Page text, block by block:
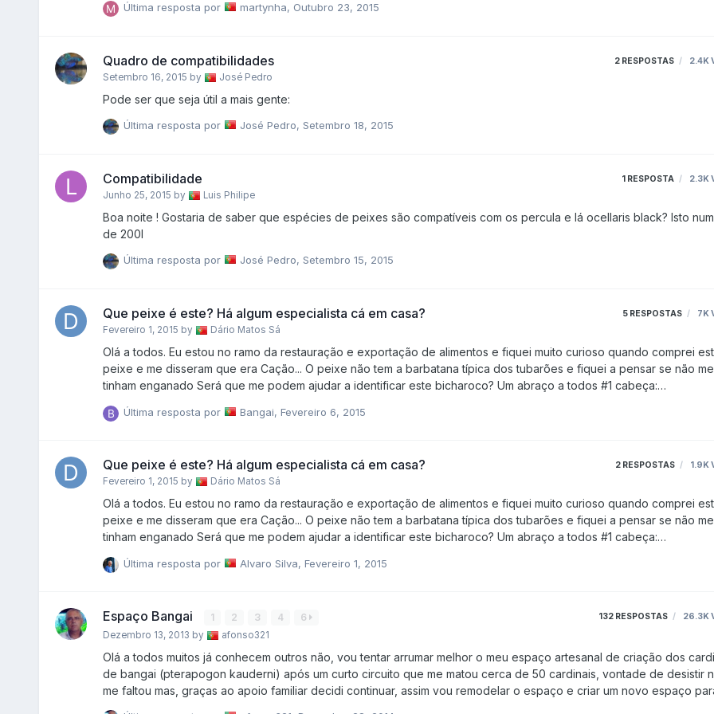
espécies, estas lâminas projectam-se para fora quando necessário (no caso de disputas territoriais e para defesa) como
Última resposta por martynha, Outubro 23, 2015
Quadro de compatibilidades
Setembro 16, 2015 by José Pedro
2 RESPOSTAS 2.4K
Pode ser que seja útil a mais gente:
Última resposta por José Pedro, Setembro 18, 2015
Compatibilidade
Junho 25, 2015 by Luis Philipe
1 RESPOSTA 2.3K
Boa noite ! Gostaria de saber que espécies de peixes são compatíveis com os percula e lá ocellaris black? Isto num aqua
de 200l
Última resposta por José Pedro, Setembro 15, 2015
Que peixe é este? Há algum especialista cá em casa?
Fevereiro 1, 2015 by Dário Matos Sá
5 RESPOSTAS 7K
Olá a todos. Eu estou no ramo da restauração e exportação de alimentos e fiquei muito curioso quando comprei
peixe e me disseram que era Cação... O peixe não tem a barbatana típica dos tubarões e fiquei a pensar se não me
tinham enganado Será que me podem ajudar a identificar este bicharoco? Um abraço a todos #1 cabeça:
carne: https://www.pinterest.com/pin/158400111870019405/
Última resposta por Bangai, Fevereiro 6, 2015
Que peixe é este? Há algum especialista cá em casa?
Fevereiro 1, 2015 by Dário Matos Sá
2 RESPOSTAS 1.9K
Olá a todos. Eu estou no ramo da restauração e exportação de alimentos e fiquei muito curioso quando comprei
peixe e me disseram que era Cação... O peixe não tem a barbatana típica dos tubarões e fiquei a pensar se não me
tinham enganado Será que me podem ajudar a identificar este bicharoco? Um abraço a todos #1 cabeça:
carne: https://www.pinterest.com/pin/158400111870019405/
Última resposta por Alvaro Silva, Fevereiro 1, 2015
Espaço Bangai 1 2 3 4 6
Dezembro 13, 2013 by afonso321
132 RESPOSTAS 26.3K
Olá a todos muitos já conhecem outros não, vou tentar arrumar melhor o meu espaço artesanal de criação dos cardinais
de bangai (pterapogon kauderni) após um curto circuito que me matou cerca de 50 cardinais, vontade de desistir
me faltou mas, graças ao apoio familiar decidi continuar, assim vou remodelar o espaço e criar um novo espaço
maternidade e cresce , este novo sistema fica ao lado do actual mas vai funcionar separado (pelo menos para já). Este é